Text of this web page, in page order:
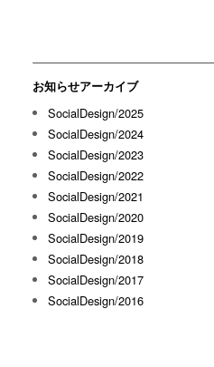
お知らせアーカイブ
SocialDesign/2025
SocialDesign/2024
SocialDesign/2023
SocialDesign/2022
SocialDesign/2021
SocialDesign/2020
SocialDesign/2019
SocialDesign/2018
SocialDesign/2017
SocialDesign/2016